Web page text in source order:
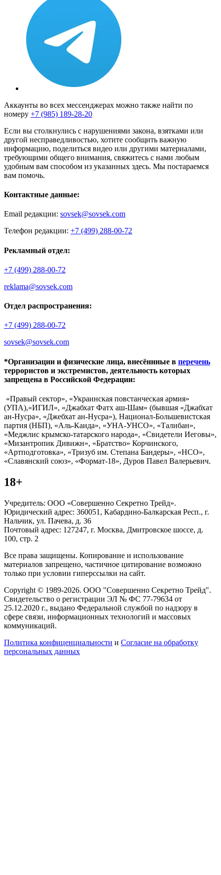
Аккаунты во всех мессенджерах можно также найти по
номеру +7 (985) 189-28-20
Если вы столкнулись с нарушениями закона, взятками или
другой несправедливостью, хотите сообщить важную
информацию, поделиться видео или другими материалами,
требующими общего внимания, свяжитесь с нами любым
удобным вам способом из указанных здесь. Мы постараемся
вам помочь.
Контактные данные:
Email редакции: sovsek@sovsek.com
Телефон редакции: +7 (499) 288-00-72
Рекламный отдел:
+7 (499) 288-00-72
reklama@sovsek.com
Отдел распространения:
+7 (499) 288-00-72
sovsek@sovsek.com
*Организации и физические лица, внесённные в перечень
террористов и экстремистов, деятельность которых
запрещена в Российской Федерации:
«Правый сектор», «Украинская повстанческая армия»
(УПА),«ИГИЛ», «Джабхат Фатх аш-Шам» (бывшая «Джабхат
ан-Нусра», «Джебхат ан-Нусра»), Национал-Большевистская
партия (НБП), «Аль-Каида», «УНА-УНСО», «Талибан»,
«Меджлис крымско-татарского народа», «Свидетели Иеговы»,
«Мизантропик Дивижн», «Братство» Корчинского,
«Артподготовка», «Тризуб им. Степана Бандеры», «НСО»,
«Славянский союз», «Формат-18», Дуров Павел Валерьевич.
18+
Учредитель: ООО «Совершенно Секретно Трейд».
Юридический адрес: 360051, Кабардино-Балкарская Респ., г.
Нальчик, ул. Пачева, д. 36
Почтовый адрес: 127247, г. Москва, Дмитровское шоссе, д.
100, стр. 2
Все права защищены. Копирование и использование
материалов запрещено, частичное цитирование возможно
только при условии гиперссылки на сайт.
Copyright © 1989-2026. ООО "Совершенно Секретно Трейд".
Свидетельство о регистрации ЭЛ № ФС 77-79634 от
25.12.2020 г., выдано Федеральной службой по надзору в
сфере связи, информационных технологий и массовых
коммуникаций.
Политика конфиценциальности и Согласие на обработку
персональных данных